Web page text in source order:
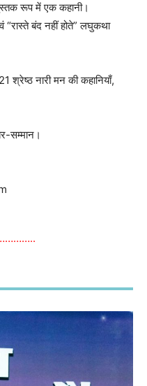
रूप में एक कहानी।
बंद नहीं होते” लघुकथा
श्रेष्ठ नारी मन की कहानियाँ,
सम्मान।